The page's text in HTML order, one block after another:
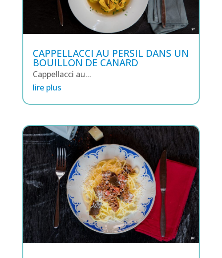
CAPPELLACCI AU PERSIL DANS UN
BOUILLON DE CANARD
Cappellacci au...
lire plus